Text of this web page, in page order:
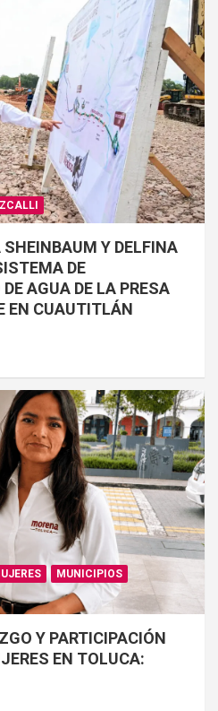
Y DELFINA
DE
AGUA DE LA PRESA
EN CUAUTITLÁN
MUNICIPIOS
Y PARTICIPACIÓN
EN TOLUCA: